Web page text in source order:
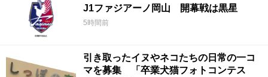
J1ファジアーノ岡山 開幕戦は黒星
5時間前
引き取ったイヌやネコたちの日常の一コ
マを募集 「卒業犬猫フォトコンテス